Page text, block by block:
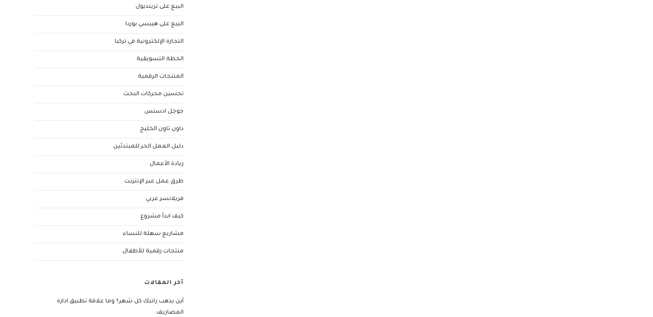
البيع على ترينديول
البيع على هيبسي بوردا
التجارة الإلكترونية في تركيا
الخطة التسويقية
المنتجات الرقمية
تحسين محركات البحث
جوجل ادسنس
داون تاون الخليج
دليل العمل الحر للمبتدئين
ريادة الأعمال
طرق عمل عبر الإنترنت
فريلانسر عربي
كيف ابدأ مشروع
مشاريع سهلة للنساء
منتجات رقمية للأطفال
آخر المقالات
أين يذهب راتبك كل شهر؟ وما علاقة تطبيق ادارة
المصاريف